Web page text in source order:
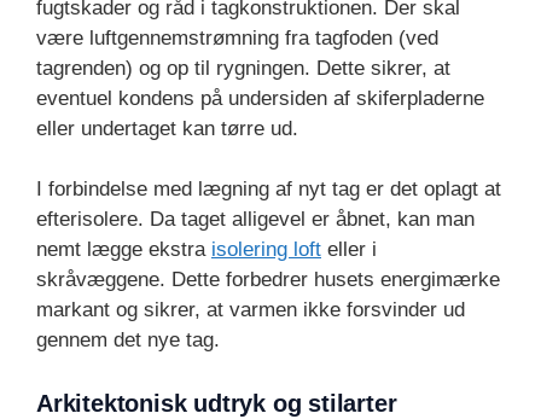
fugtskader og råd i tagkonstruktionen. Der skal
være luftgennemstrømning fra tagfoden (ved
tagrenden) og op til rygningen. Dette sikrer, at
eventuel kondens på undersiden af skiferpladerne
eller undertaget kan tørre ud.
I forbindelse med lægning af nyt tag er det oplagt at
efterisolere. Da taget alligevel er åbnet, kan man
nemt lægge ekstra isolering loft eller i
skråvæggene. Dette forbedrer husets energimærke
markant og sikrer, at varmen ikke forsvinder ud
gennem det nye tag.
Arkitektonisk udtryk og stilarter